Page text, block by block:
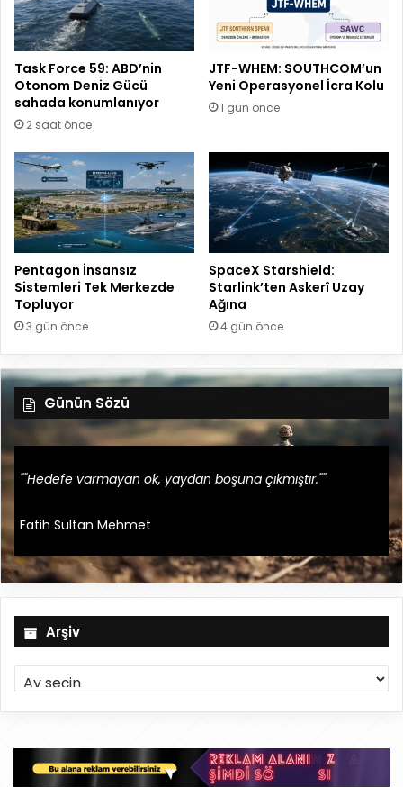
Task Force 59: ABD’nin
Otonom Deniz Gücü
sahada konumlanıyor
2 saat önce
JTF-WHEM: SOUTHCOM’un
Yeni Operasyonel İcra Kolu
1 gün önce
Pentagon İnsansız
Sistemleri Tek Merkezde
Topluyor
3 gün önce
SpaceX Starshield:
Starlink’ten Askerî Uzay
Ağına
4 gün önce
Günün Sözü
""Hedefe varmayan ok, yaydan boşuna çıkmıştır.""
Fatih Sultan Mehmet
Arşiv
r
ş
v